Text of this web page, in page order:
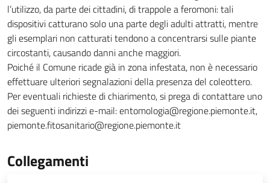
l’utilizzo, da parte dei cittadini, di trappole a feromoni: tali
dispositivi catturano solo una parte degli adulti attratti, mentre
gli esemplari non catturati tendono a concentrarsi sulle piante
circostanti, causando danni anche maggiori.
Poiché il Comune ricade già in zona infestata, non è necessario
effettuare ulteriori segnalazioni della presenza del coleottero.
Per eventuali richieste di chiarimento, si prega di contattare uno
dei seguenti indirizzi e-mail: entomologia@regione.piemonte.it,
piemonte.fitosanitario@regione.piemonte.it
Collegamenti